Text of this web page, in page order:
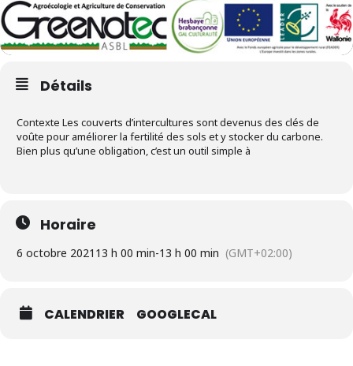
Détails
Contexte Les couverts d’intercultures sont devenus des clés de
voûte pour améliorer la fertilité des sols et y stocker du carbone.
Bien plus qu’une obligation, c’est un outil simple à
Horaire
6 octobre 2021 13 h 00 min-13 h 00 min (GMT+02:00)
CALENDRIER GOOGLECAL